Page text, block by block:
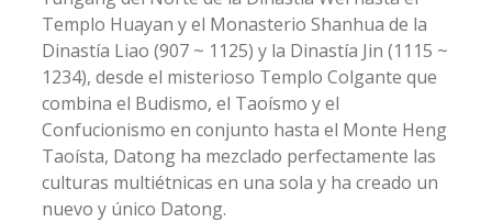
Templo Huayan y el Monasterio Shanhua de la
Dinastía Liao (907 ~ 1125) y la Dinastía Jin (1115 ~
1234), desde el misterioso Templo Colgante que
combina el Budismo, el Taoísmo y el
Confucionismo en conjunto hasta el Monte Heng
Taoísta, Datong ha mezclado perfectamente las
culturas multiétnicas en una sola y ha creado un
nuevo y único Datong.